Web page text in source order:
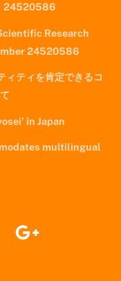
24520586
Research
24520586
ィティを肯定できるコ
in Japan
multilingual